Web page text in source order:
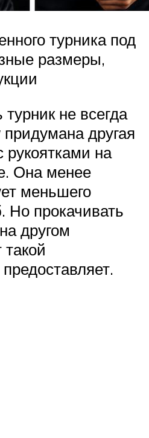
турника под
размеры,
не всегда
другая
рукоятками на
Она менее
меньшего
Но прокачивать
другом